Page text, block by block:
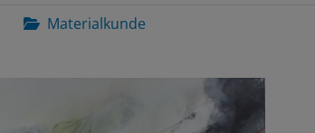
Materialkunde